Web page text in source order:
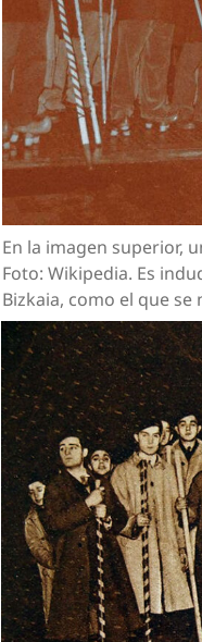
En la imagen superior,
Foto: Wikipedia. Es
Bizkaia, como el que